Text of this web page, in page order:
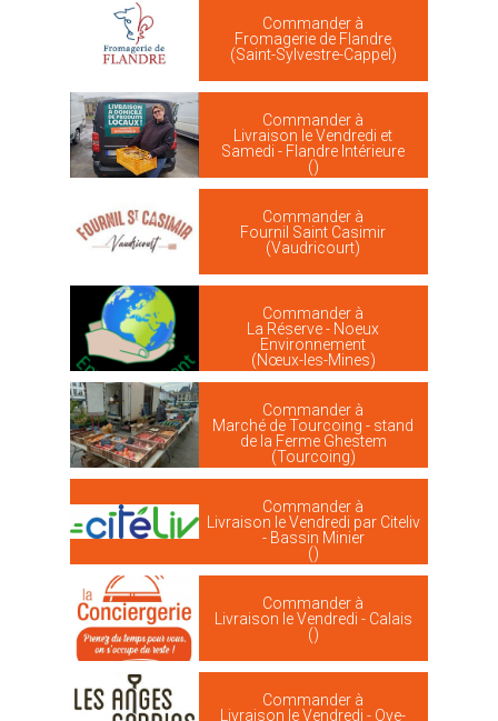
Commander à
Fromagerie de Flandre
(Saint-Sylvestre-Cappel)
Commander à
Livraison le Vendredi et
Samedi - Flandre Intérieure
()
Commander à
Fournil Saint Casimir
(Vaudricourt)
Commander à
La Réserve - Noeux
Environnement
(Nœux-les-Mines)
Commander à
Marché de Tourcoing - stand
de la Ferme Ghestem
(Tourcoing)
Commander à
Livraison le Vendredi par Citeliv
- Bassin Minier
()
Commander à
Livraison le Vendredi - Calais
()
Commander à
Livraison le Vendredi - Oye-